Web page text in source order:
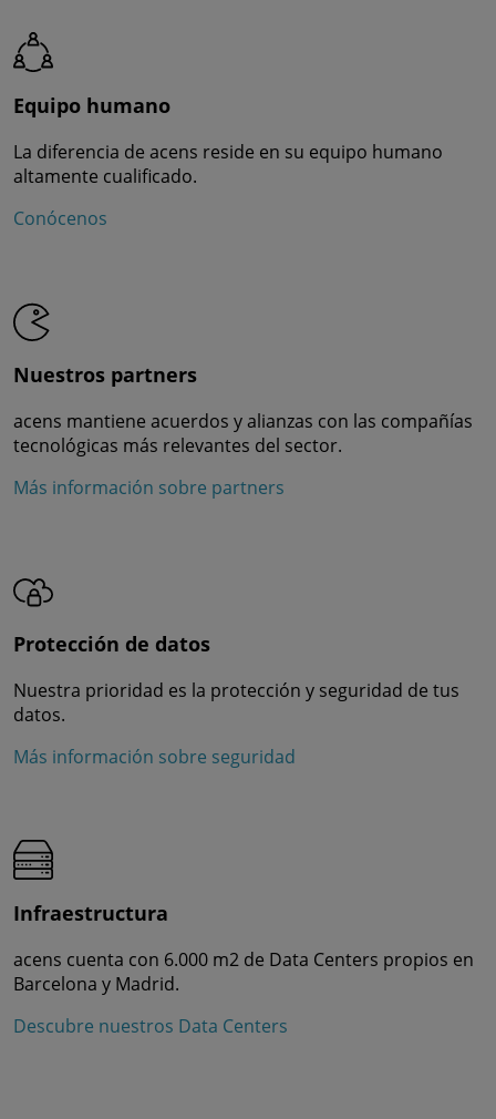
Equipo humano
La diferencia de acens reside en su equipo humano
altamente cualificado.
Conócenos
Nuestros partners
acens mantiene acuerdos y alianzas con las compañías
tecnológicas más relevantes del sector.
Más información sobre partners
Protección de datos
Nuestra prioridad es la protección y seguridad de tus
datos.
Más información sobre seguridad
Infraestructura
acens cuenta con 6.000 m2 de Data Centers propios en
Barcelona y Madrid.
Descubre nuestros Data Centers